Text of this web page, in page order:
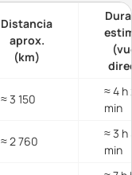
Distancia
aprox.
(km)
≈ 3 150
≈ 4 h
min
≈ 2 760
≈ 3 h
min